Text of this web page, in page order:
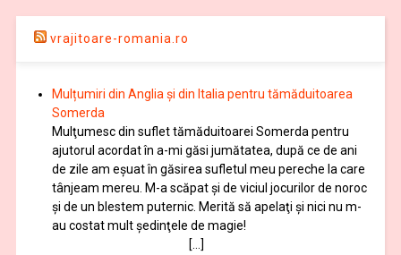
vrajitoare-romania.ro
Mulțumiri din Anglia și din Italia pentru tămăduitoarea
Somerda
Mulţumesc din suflet tămăduitoarei Somerda pentru
ajutorul acordat în a-mi găsi jumătatea, după ce de ani
de zile am eşuat în găsirea sufletul meu pereche la care
tânjeam mereu. M-a scăpat şi de viciul jocurilor de noroc
şi de un blestem puternic. Merită să apelaţi şi nici nu m-
au costat mult şedinţele de magie!
[…]